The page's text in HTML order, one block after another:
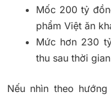
Mốc 200 tỷ
phẩm Việt ăn
Mức hơn 230
thu sau thời
Nếu nhìn theo